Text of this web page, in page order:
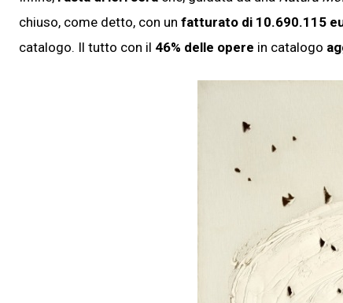
chiuso, come detto, con un fatturato di 10.690.115
catalogo. Il tutto con il 46% delle opere in catalogo